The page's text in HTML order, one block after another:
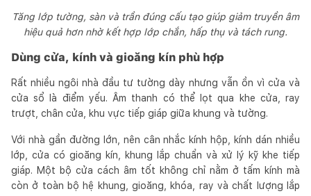
Tăng lớp tường, sàn và trần đúng cấu tạo giúp giảm truyền âm
hiệu quả hơn nhờ kết hợp lớp chắn, hấp thụ và tách rung.
Dùng cửa, kính và gioăng kín phù hợp
Rất nhiều ngôi nhà đầu tư tường dày nhưng vẫn ồn vì cửa và
cửa sổ là điểm yếu. Âm thanh có thể lọt qua khe cửa, ray
trượt, chân cửa, khu vực tiếp giáp giữa khung và tường.
Với nhà gần đường lớn, nên cân nhắc kính hộp, kính dán nhiều
lớp, cửa có gioăng kín, khung lắp chuẩn và xử lý kỹ khe tiếp
giáp. Một bộ cửa cách âm tốt không chỉ nằm ở tấm kính mà
còn ở toàn bộ hệ khung, gioăng, khóa, ray và chất lượng lắp